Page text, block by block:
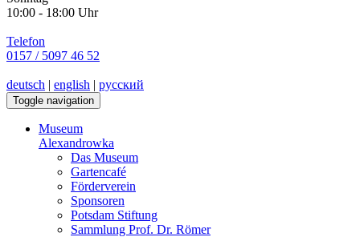
10:00 - 18:00 Uhr
Telefon
0157 / 5097 46 52
deutsch | english | русский
Toggle navigation
Museum
Alexandrowka
Das Museum
Gartencafé
Förderverein
Sponsoren
Potsdam Stiftung
Sammlung Prof. Dr. Römer